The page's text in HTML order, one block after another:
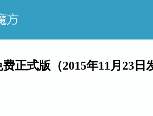
费正式版（2015年11月23日